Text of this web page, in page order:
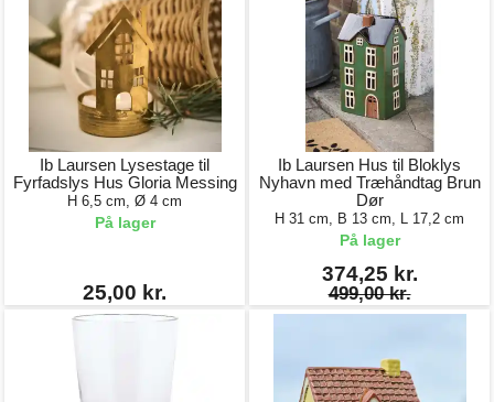
Ib Laursen Lysestage til
Fyrfadslys Hus Gloria Messing
H 6,5 cm, Ø 4 cm
På lager
25,00 kr.
Ib Laursen Hus til Bloklys
Nyhavn med Træhåndtag Brun
Dør
H 31 cm, B 13 cm, L 17,2 cm
På lager
374,25 kr.
499,00 kr.